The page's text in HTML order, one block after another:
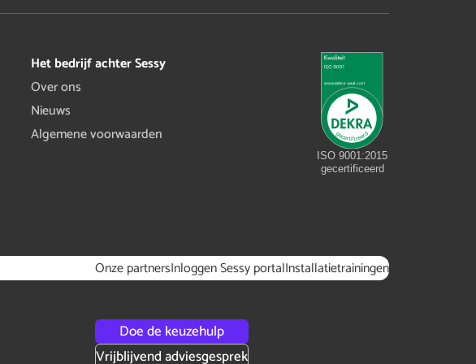
Het bedrijf achter Sessy
Over ons
Nieuws
Algemene voorwaarden
ISO 9001:2015
gecertificeerd
Onze partnersInloggen Sessy portalInstallatietrainingen
Doe de keuzehulp
Vrijblijvend adviesgesprek